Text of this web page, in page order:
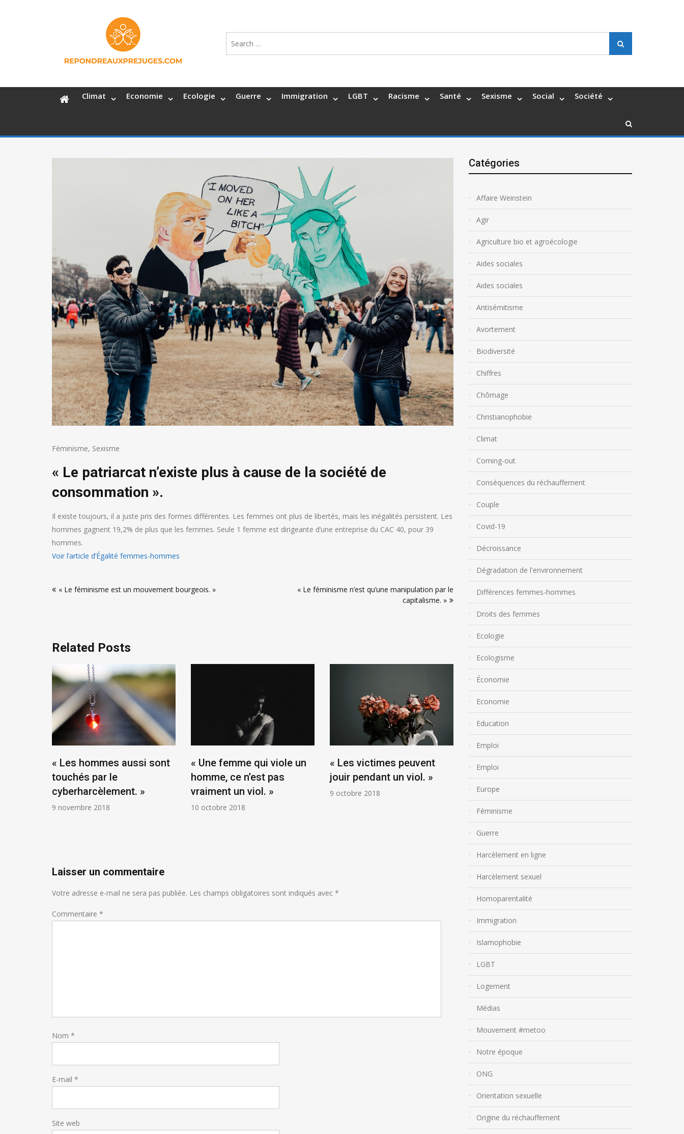
for:
Search
Climat Economie Ecologie Guerre Immigration LGBT Racisme Santé Sexisme Social Société
Féminisme, Sexisme
« Le patriarcat n’existe plus à cause de la société de
consommation ».
Il existe toujours, il a juste pris des formes différentes. Les femmes ont plus de libertés, mais les inégalités persistent. Les
hommes gagnent 19,2% de plus que les femmes. Seule 1 femme est dirigeante d’une entreprise du CAC 40, pour 39
hommes.
Voir l’article d’Égalité femmes-hommes
de« Le féminisme est un mouvement bourgeois. »
« Le féminisme n’est qu’une manipulation par le
capitalisme. »
Related Posts
« Les hommes aussi sont
touchés par le
cyberharcèlement. »
9 novembre 2018
« Une femme qui viole un
homme, ce n’est pas
vraiment un viol. »
10 octobre 2018
« Les victimes peuvent
jouir pendant un viol. »
9 octobre 2018
« Pourquoi a-t-elle attendu
10/20/30 ans pour en
parler ? »
4 octobre 2018
mal parler à sa
Laisser un commentaire
Votre adresse e-mail ne sera pas publiée. Les champs obligatoires sont indiqués avec *
Commentaire *
Nom *
E-mail *
Site web
Catégories
Affaire Weinstein
Agir
Agriculture bio et agroécologie
Aides sociales
Aides sociales
Antisémitisme
Avortement
Biodiversité
Chiffres
Chômage
Christianophobie
Climat
Coming-out
Conséquences du réchauffement
Couple
Covid-19
Décroissance
Dégradation de l'environnement
Différences femmes-hommes
Droits des femmes
Ecologie
Ecologisme
Économie
Economie
Education
Emploi
Emploi
Europe
Féminisme
Guerre
Harcèlement en ligne
Harcèlement sexuel
Homoparentalité
Immigration
Islamophobie
LGBT
Logement
Médias
Mouvement #metoo
Notre époque
ONG
Orientation sexuelle
Origine du réchauffement